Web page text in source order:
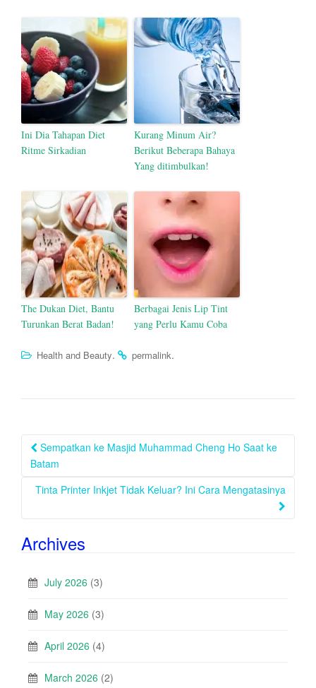
Ini Dia Tahapan Diet
Ritme Sirkadian
Kurang Minum Air?
Berikut Beberapa Bahaya
Yang ditimbulkan!
The Dukan Diet, Bantu
Turunkan Berat Badan!
Berbagai Jenis Lip Tint
yang Perlu Kamu Coba
Health and Beauty. permalink.
Post
navigation
Sempatkan ke Masjid Muhammad Cheng Ho Saat ke
Batam
Tinta Printer Inkjet Tidak Keluar? Ini Cara Mengatasinya
Archives
July 2026 (3)
May 2026 (3)
April 2026 (4)
March 2026 (2)